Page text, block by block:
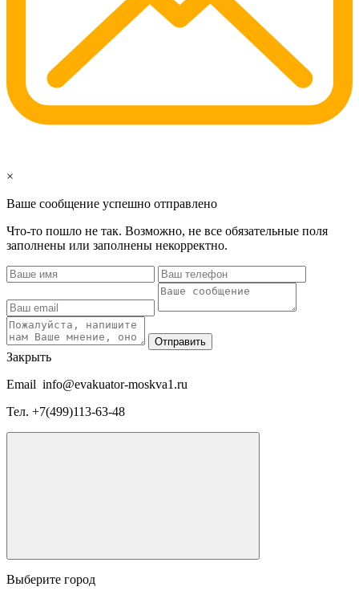
×
Ваше сообщение успешно отправлено
Что-то пошло не так. Возможно, не все обязательные поля
заполнены или заполнены некорректно.
Отправить
Закрыть
Email info@evakuator-moskva1.ru
Тел. +7(499)113-63-48
Выберите город